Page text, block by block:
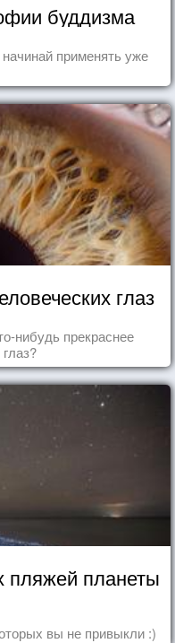
буддизма
применять уже
глаз
нибудь прекраснее
пляжей планеты
вы не привыкли :)